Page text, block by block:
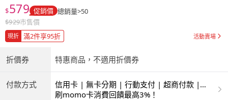
$579 促銷價 總銷量>50
$929市售價
現折 滿2件享95折 活動賣場
折價券 特惠商品，不適用折價券
付款方式
信用卡 | 無卡分期 | 行動支付 | 超商付款 |
ATM | 銀聯卡
刷momo卡消費回饋最高3%！